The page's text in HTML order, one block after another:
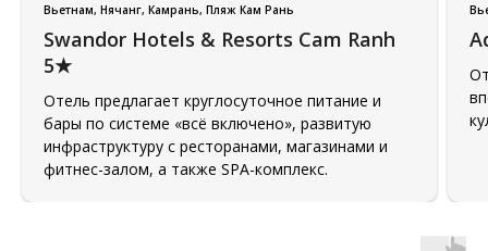
Вьетнам, Нячанг, Камрань, Пляж Кам Рань
Swandor Hotels & Resorts Cam Ranh
5★
Отель предлагает круглосуточное питание и
бары по системе «всё включено», развитую
инфраструктуру с ресторанами, магазинами и
фитнес-залом, а также SPA-комплекс.
Таиланд